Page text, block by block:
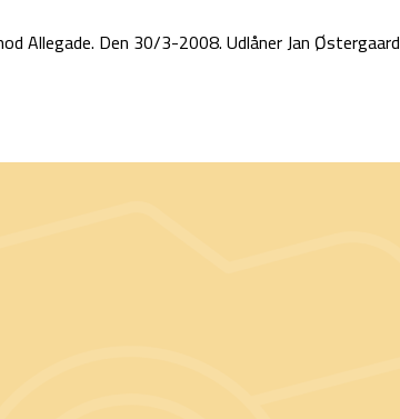
Allegade. Den 30/3-2008. Udlåner Jan Østergaard